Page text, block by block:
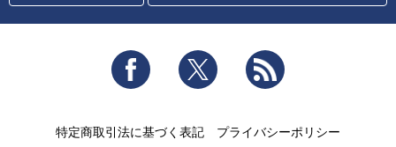
Facebook Twitter
特定商取引法に基づく表記
プライバシーポリシー